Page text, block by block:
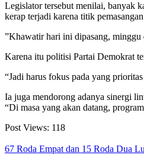
‎‎Legislator tersebut menilai, banyak
kerap terjadi karena titik
”Khawatir hari ini dipasang, minggu
‎Karena itu politisi Partai Demokrat
“Jadi harus fokus pada yang
Ia juga mendorong adanya sinergi
“Di masa yang akan datang,
Post Views: 118
67 Roda Empat dan 15 Roda Dua